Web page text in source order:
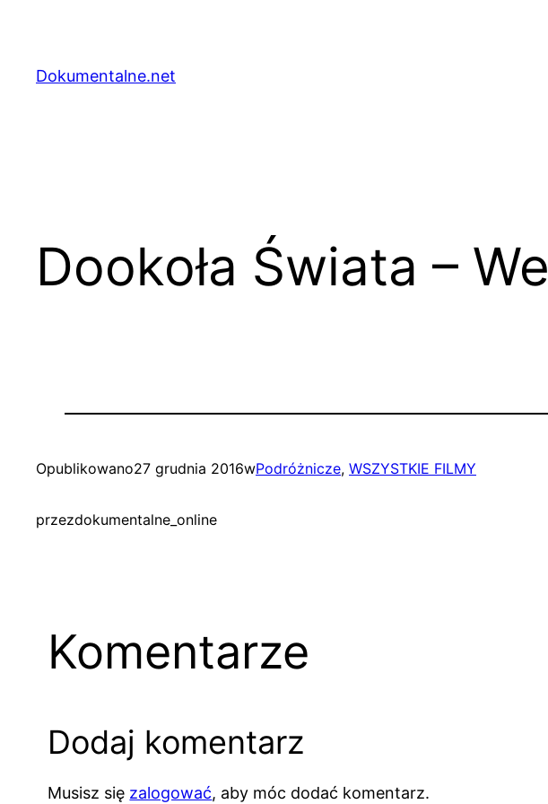
treściDokumentalne.net
Dookoła Świata –
Opublikowano27 grudnia 2016wPodróżnicze, WSZYSTKIE FILMY
przezdokumentalne_online
Komentarze
Dodaj komentarz
Musisz się zalogować, aby móc dodać komentarz.